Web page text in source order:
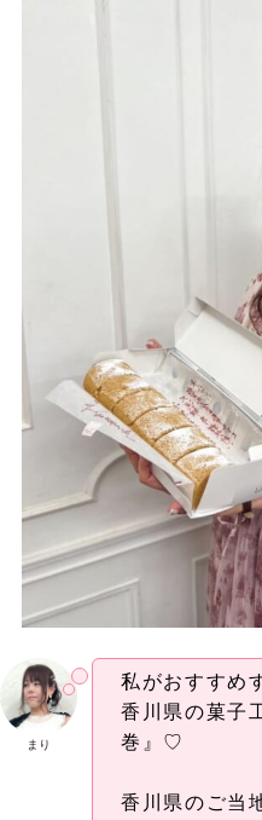
まり
私がおすすめ
香川県の菓子
巻』♡
香川県のご当